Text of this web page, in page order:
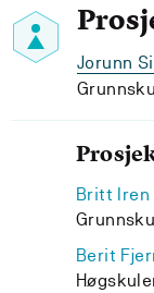
Jorunn
Britt Iren
Berit